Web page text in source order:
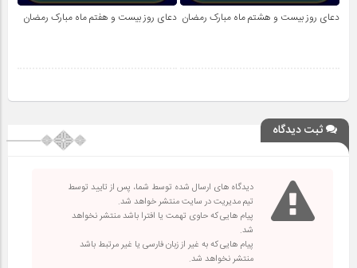
دعای روز بیست و هشتم ماه مبارک رمضان دعای روز بیست و هفتم ماه مبارک رمضان
ثبت دیدگاه
دیدگاه های ارسال شده توسط شما، پس از تایید توسط
تیم مدیریت در سایت منتشر خواهد شد.
پیام هایی که حاوی تهمت یا افترا باشد منتشر نخواهد
شد.
پیام هایی که به غیر از زبان فارسی یا غیر مرتبط باشد
منتشر نخواهد شد.